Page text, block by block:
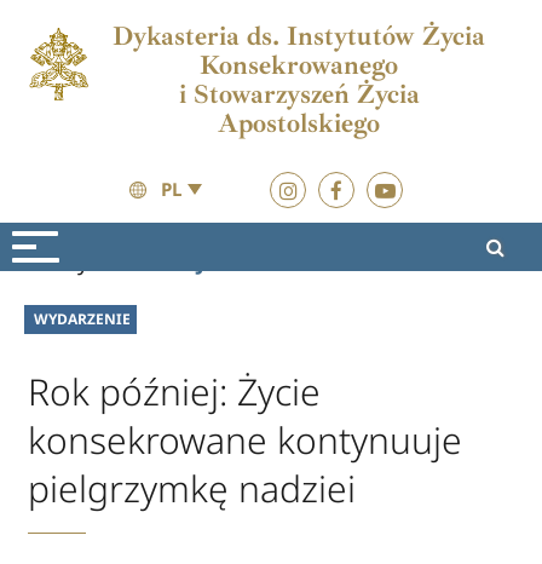
Dykasteria ds. Instytutów Życia
Konsekrowanego
i Stowarzyszeń Życia
Apostolskiego
PL
Wydarzenia
WYDARZENIE
Rok później: Życie
konsekrowane kontynuuje
pielgrzymkę nadziei